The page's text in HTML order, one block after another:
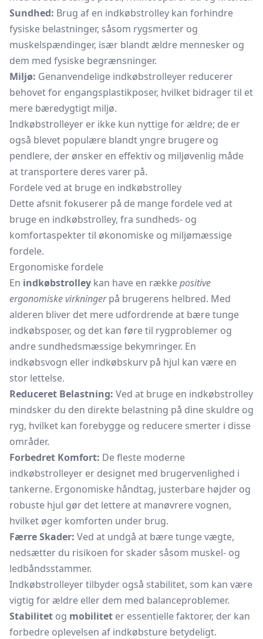
Sundhed: Brug af en indkøbstrolley kan forhindre
fysiske belastninger, såsom rygsmerter og
muskelspændinger, især blandt ældre mennesker og
dem med fysiske begrænsninger.
Miljø: Genanvendelige indkøbstrolleyer reducerer
behovet for engangsplastikposer, hvilket bidrager til et
mere bæredygtigt miljø.
Indkøbstrolleyer er ikke kun nyttige for ældre; de er
også blevet populære blandt yngre brugere og
pendlere, der ønsker en effektiv og miljøvenlig måde
at transportere deres varer på.
Fordele ved at bruge en indkøbstrolley
Dette afsnit fokuserer på de mange fordele ved at
bruge en indkøbstrolley, fra sundheds- og
komfortaspekter til økonomiske og miljømæssige
fordele.
Ergonomiske fordele
En indkøbstrolley kan have en rækkepositive
ergonomiske virkningerpå brugerens helbred. Med
alderen bliver det mere udfordrende at bære tunge
indkøbsposer, og det kan føre til rygproblemer og
andre sundhedsmæssige bekymringer. En
indkøbsvogn eller indkøbskurv på hjul kan være en
stor lettelse.
Reduceret Belastning: Ved at bruge en indkøbstrolley
mindsker du den direkte belastning på dine skuldre og
ryg, hvilket kan forebygge og reducere smerter i disse
områder.
Forbedret Komfort: De fleste moderne
indkøbstrolleyer er designet med brugervenlighed i
tankerne. Ergonomiske håndtag, justerbare højder og
robuste hjul gør det lettere at manøvrere vognen,
hvilket øger komforten under brug.
Færre Skader: Ved at undgå at bære tunge vægte,
nedsætter du risikoen for skader såsom muskel- og
ledbåndsstammer.
Indkøbstrolleyer tilbyder også stabilitet, som kan være
vigtig for ældre eller dem med balanceproblemer.
Stabilitet og mobilitet er essentielle faktorer, der kan
forbedre oplevelsen af indkøbsture betydeligt.